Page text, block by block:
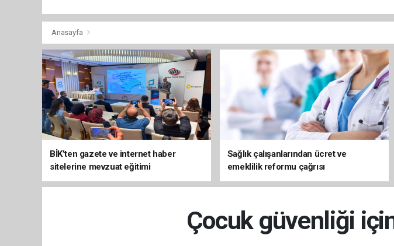
Anasayfa
BİK’ten gazete ve internet haber
sitelerine mevzuat eğitimi
Sağlık çalışanlarından ücret ve
emeklilik reformu çağrısı
Çocuk güvenliği